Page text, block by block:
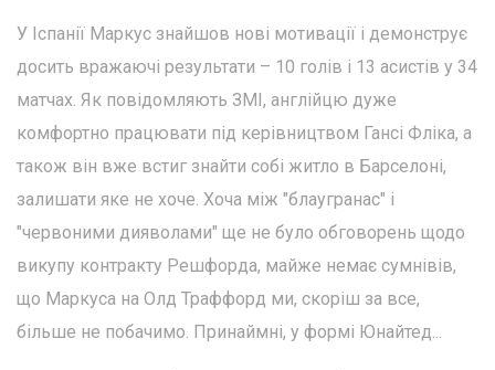
У Іспанії Маркус знайшов нові мотивації і демонструє
досить вражаючі результати – 10 голів і 13 асистів у 34
матчах. Як повідомляють ЗМІ, англійцю дуже
комфортно працювати під керівництвом Гансі Фліка, а
також він вже встиг знайти собі житло в Барселоні,
залишати яке не хоче. Хоча між "блаугранас" і
"червоними дияволами" ще не було обговорень щодо
викупу контракту Решфорда, майже немає сумнівів,
що Маркуса на Олд Траффорд ми, скоріш за все,
більше не побачимо. Принаймні, у формі Юнайтед...